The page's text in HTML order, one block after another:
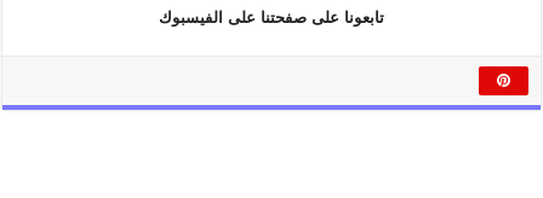
تابعونا على صفحتنا على الفيسبوك